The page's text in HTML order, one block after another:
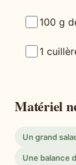
100 g
1
Matériel
Un grand
Une balance